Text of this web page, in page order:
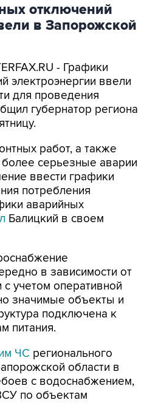
отключений
в Запорожской
- Графики
электроэнергии ввели
для проведения
губернатор региона
работ, а также
серьезные аварии
ввести графики
потребления
аварийных
Балицкий в своем
в зависимости от
учетом оперативной
значимые объекты и
подключена к
питания.
ЧС регионального
области в
с водоснабжением,
по объектам